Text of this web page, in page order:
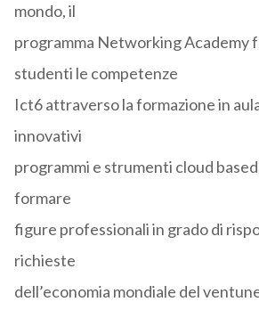
mondo, il
programma Networking Academy
studenti le competenze
Ict6 attraverso la formazione in
innovativi
programmi e strumenti cloud
formare
figure professionali in grado di
richieste
dell’economia mondiale del